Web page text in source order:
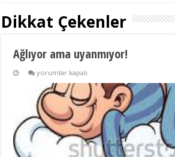
Dikkat Çekenler
Ağlıyor ama uyanmıyor!
Ağlıyor
uyanmıyor!
için
yorumlar kapalı